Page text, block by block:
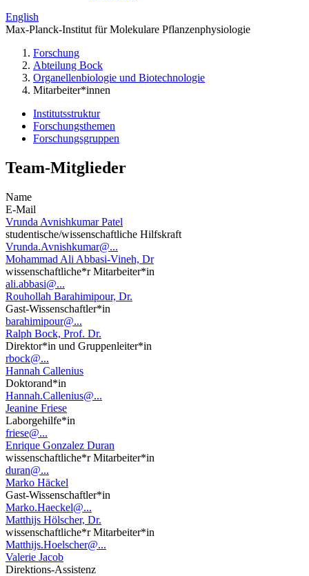
English
Max-Planck-Institut für Molekulare Pflanzenphysiologie
Forschung
Abteilung Bock
Organellenbiologie und Biotechnologie
Mitarbeiter*innen
Institutsstruktur
Forschungsthemen
Forschungsgruppen
Team-Mitglieder
Name
E-Mail
Vrunda Avnishkumar Patel
studentische/wissenschaftliche Hilfskraft
Vrunda.Avnishkumar@...
Mohammad Ali Abbasi-Vineh, Dr
wissenschaftliche*r Mitarbeiter*in
ali.abbasi@...
Rouhollah Barahimipour, Dr.
Gast-Wissenschaftler*in
barahimipour@...
Ralph Bock, Prof. Dr.
Direktor*in und Gruppenleiter*in
rbock@...
Hannah Callenius
Doktorand*in
Hannah.Callenius@...
Jeanine Friese
Laborgehilfe*in
friese@...
Enrique Gonzalez Duran
wissenschaftliche*r Mitarbeiter*in
duran@...
Marko Häckel
Gast-Wissenschaftler*in
Marko.Haeckel@...
Matthijs Hölscher, Dr.
wissenschaftliche*r Mitarbeiter*in
Matthijs.Hoelscher@...
Valerie Jacob
Direktions-Assistenz